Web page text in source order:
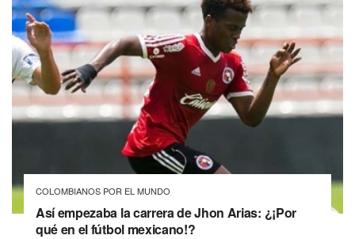
COLOMBIANOS POR EL MUNDO
Así empezaba la carrera de Jhon Arias: ¿¡Por
qué en el fútbol mexicano!?